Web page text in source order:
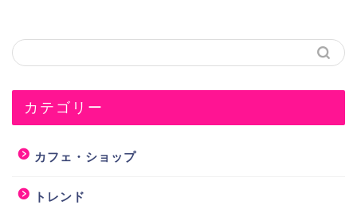
カテゴリー
カフェ・ショップ
トレンド